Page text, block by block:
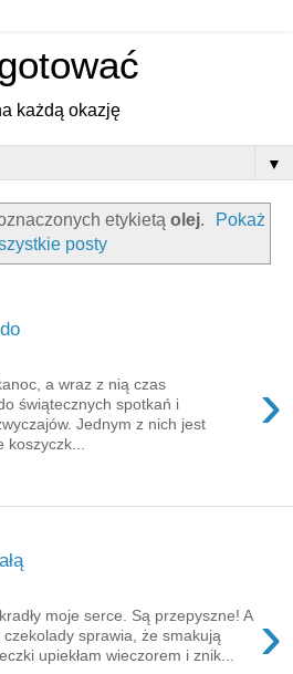
każdą okazję
▼
etykietą olej.
Pokaż
posty
›
a wraz z nią czas
świątecznych spotkań i
Jednym z nich jest
›
moje serce. Są przepyszne! A
czekolady sprawia, że smakują
upiekłam wieczorem i znik...